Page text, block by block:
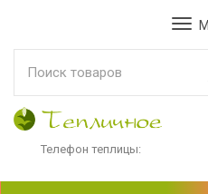
Телефон теплицы: